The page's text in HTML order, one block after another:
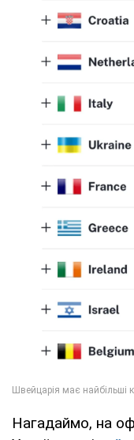
Нагадаймо, на